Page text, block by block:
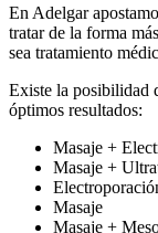
En Adelgar
tratar de la forma
sea tratamiento
Existe la posibilidad
óptimos resultados:
Masaje +
Masaje +
Masaje
Masaje +